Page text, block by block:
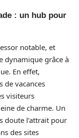
: un hub pour
notable, et
dynamique grâce à
En effet,
de vacances
visiteurs
de charme. Un
doute l’attrait pour
des sites